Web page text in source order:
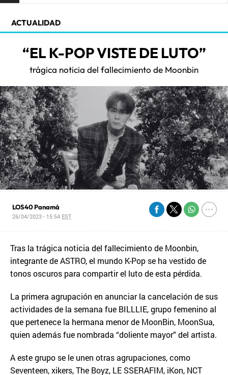
ACTUALIDAD
“EL K-POP VISTE DE LUTO”
trágica noticia del fallecimiento de Moonbin
LOS40 Panamá
26/04/2023 - 15:54 EST
Tras la trágica noticia del fallecimiento de Moonbin,
integrante de ASTRO, el mundo K-Pop se ha vestido de
tonos oscuros para compartir el luto de esta pérdida.
La primera agrupación en anunciar la cancelación de sus
actividades de la semana fue BILLLIE, grupo femenino al
que pertenece la hermana menor de MoonBin, MoonSua,
quien además fue nombrada “doliente mayor” del artista.
A este grupo se le unen otras agrupaciones, como
Seventeen, xikers, The Boyz, LE SSERAFIM, iKon, NCT